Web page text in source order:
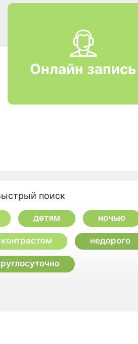
Онлайн запись
поиск
детям ночью
недорого